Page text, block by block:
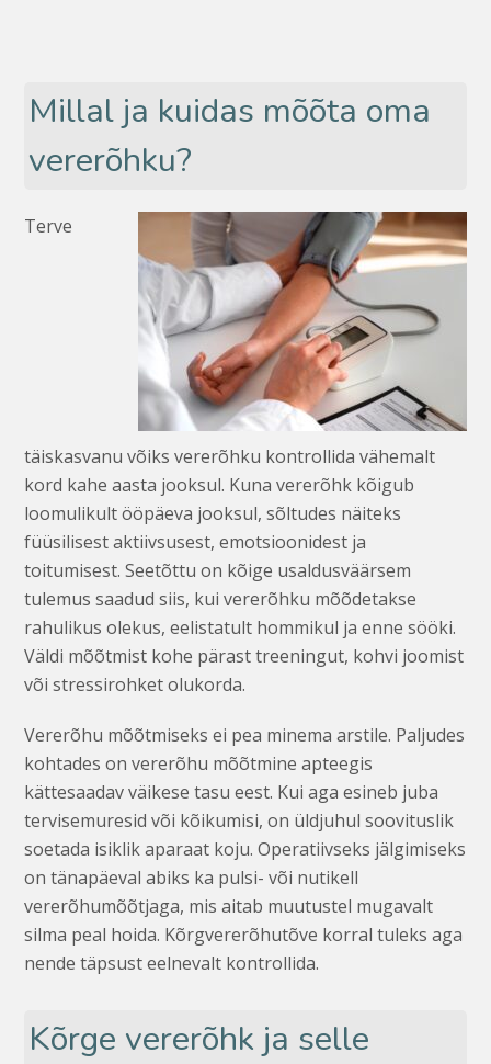
Millal ja kuidas mõõta oma
vererõhku?
Terve
täiskasvanu võiks vererõhku kontrollida vähemalt
kord kahe aasta jooksul. Kuna vererõhk kõigub
loomulikult ööpäeva jooksul, sõltudes näiteks
füüsilisest aktiivsusest, emotsioonidest ja
toitumisest. Seetõttu on kõige usaldusväärsem
tulemus saadud siis, kui vererõhku mõõdetakse
rahulikus olekus, eelistatult hommikul ja enne sööki.
Väldi mõõtmist kohe pärast treeningut, kohvi joomist
või stressirohket olukorda.
Vererõhu mõõtmiseks ei pea minema arstile. Paljudes
kohtades on vererõhu mõõtmine apteegis
kättesaadav väikese tasu eest. Kui aga esineb juba
tervisemuresid või kõikumisi, on üldjuhul soovituslik
soetada isiklik aparaat koju. Operatiivseks jälgimiseks
on tänapäeval abiks ka pulsi- või nutikell
vererõhumõõtjaga, mis aitab muutustel mugavalt
silma peal hoida. Kõrgvererõhutõve korral tuleks aga
nende täpsust eelnevalt kontrollida.
Kõrge vererõhk ja selle